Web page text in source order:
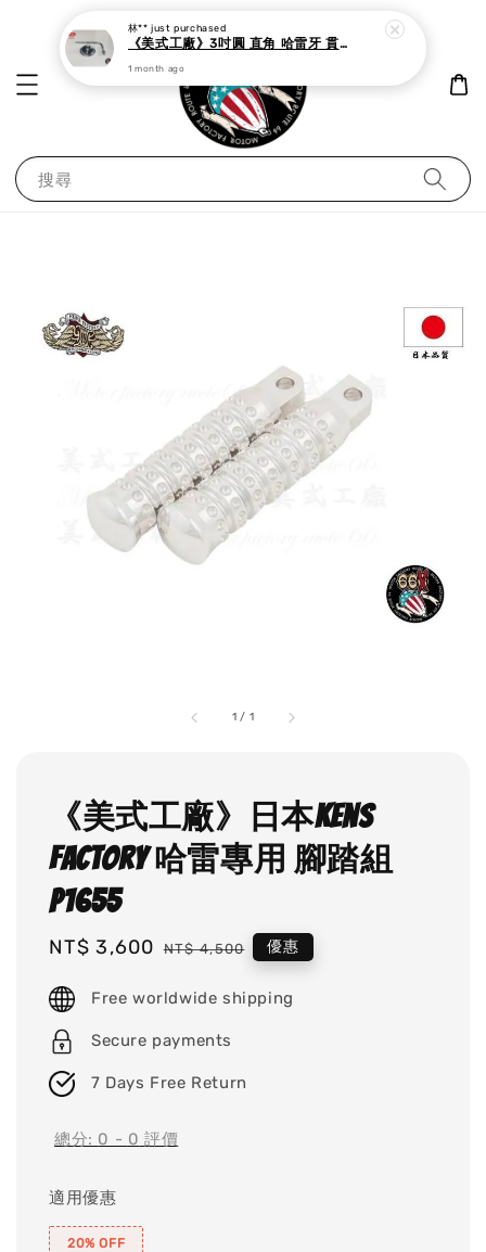
搜尋
1 / 1
《美式工廠》日本Kens
factory 哈雷專用 腳踏組
P1655
Sale
NT$ 3,600 Regular
NT$ 4,500 優惠
Free worldwide shipping
Secure payments
7 Days Free Return
總分: 0 - 0 評價
適用優惠
20% OFF